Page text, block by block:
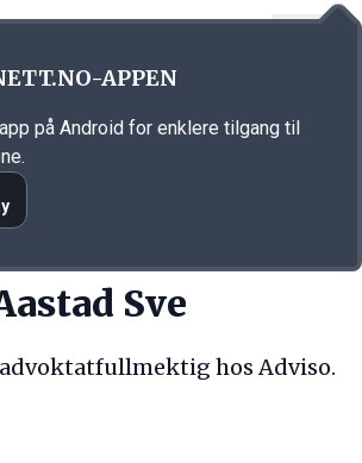
Sve
hos Adviso.
APPEN
på Android for enklere tilgang til